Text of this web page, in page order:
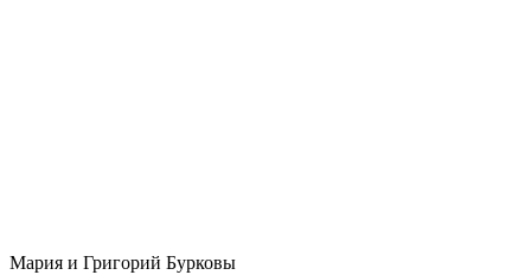
Мария и Григорий Бурковы